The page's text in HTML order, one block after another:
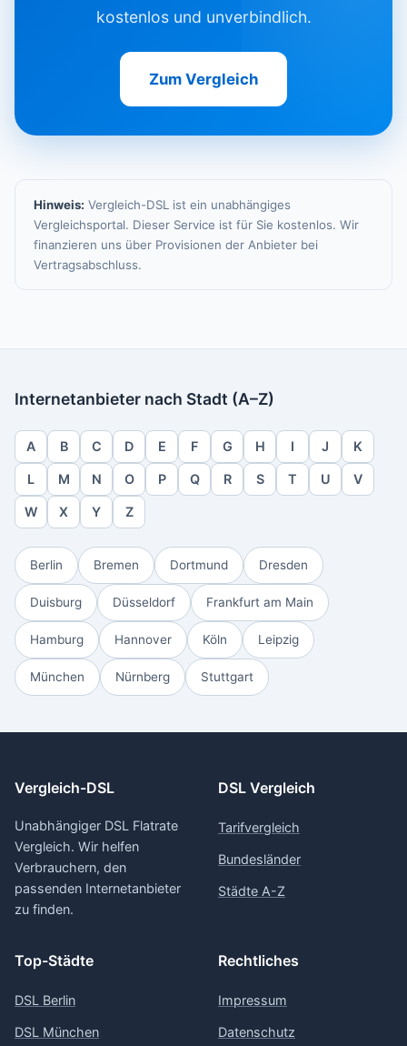
kostenlos und unverbindlich.
Zum Vergleich
Hinweis: Vergleich-DSL ist ein unabhängiges
Vergleichsportal. Dieser Service ist für Sie kostenlos. Wir
finanzieren uns über Provisionen der Anbieter bei
Vertragsabschluss.
Internetanbieter nach Stadt (A–Z)
A B C D E F G H I J K
L M N O P Q R S T U V
W X Y Z
Berlin Bremen Dortmund Dresden
Duisburg Düsseldorf Frankfurt am Main
Hamburg Hannover Köln Leipzig
München Nürnberg Stuttgart
Vergleich-DSL
Unabhängiger DSL Flatrate
Vergleich. Wir helfen
Verbrauchern, den
passenden Internetanbieter
zu finden.
DSL Vergleich
Tarifvergleich
Bundesländer
Städte A-Z
Top-Städte
DSL Berlin
DSL München
Rechtliches
Impressum
Datenschutz